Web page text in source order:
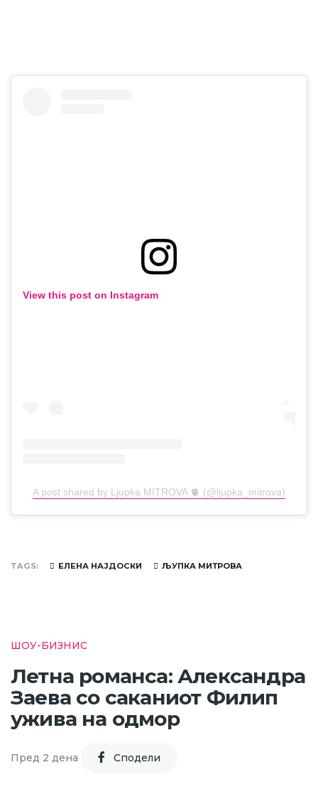
View this post on Instagram
A post shared by Ljupka MITROVA 🫀 (@ljupka_mitrova)
TAGS ЕЛЕНА НАЈДОСКИ ЉУПКА МИТРОВА
ШОУ-БИЗНИС
Летна романса: Александра
Заева со саканиот Филип
ужива на одмор
Пред 2 дена Cподели